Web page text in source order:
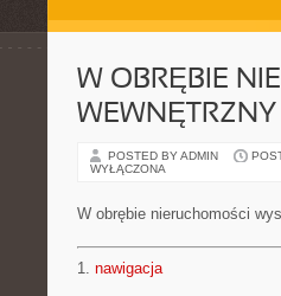
W OBRĘBIE
POSTED BY ADMIN
WYŁĄCZONA
W obrębie nieruchomości
1. nawigacja